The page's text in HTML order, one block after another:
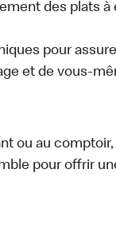
des plats à
pour
et de vous-
ou au
pour offrir